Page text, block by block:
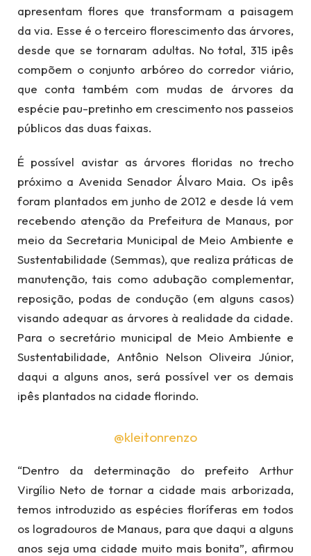
apresentam flores que transformam a paisagem
da via. Esse é o terceiro florescimento das árvores,
desde que se tornaram adultas. No total, 315 ipês
compõem o conjunto arbóreo do corredor viário,
que conta também com mudas de árvores da
espécie pau-pretinho em crescimento nos passeios
públicos das duas faixas.
É possível avistar as árvores floridas no trecho
próximo a Avenida Senador Álvaro Maia. Os ipês
foram plantados em junho de 2012 e desde lá vem
recebendo atenção da Prefeitura de Manaus, por
meio da Secretaria Municipal de Meio Ambiente e
Sustentabilidade (Semmas), que realiza práticas de
manutenção, tais como adubação complementar,
reposição, podas de condução (em alguns casos)
visando adequar as árvores à realidade da cidade.
Para o secretário municipal de Meio Ambiente e
Sustentabilidade, Antônio Nelson Oliveira Júnior,
daqui a alguns anos, será possível ver os demais
ipês plantados na cidade florindo.
@kleitonrenzo
“Dentro da determinação do prefeito Arthur
Virgílio Neto de tornar a cidade mais arborizada,
temos introduzido as espécies floríferas em todos
os logradouros de Manaus, para que daqui a alguns
anos seja uma cidade muito mais bonita”, afirmou